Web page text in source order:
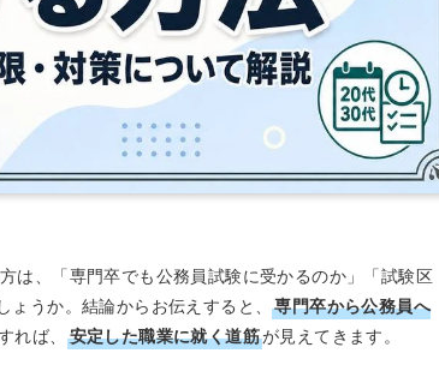
は、「専門卒でも公務員試験に受かるのか」「試験区
ょうか。結論からお伝えすると、専門卒から公務員へ
ば、 安定した職業に就く道筋が見えてきます。